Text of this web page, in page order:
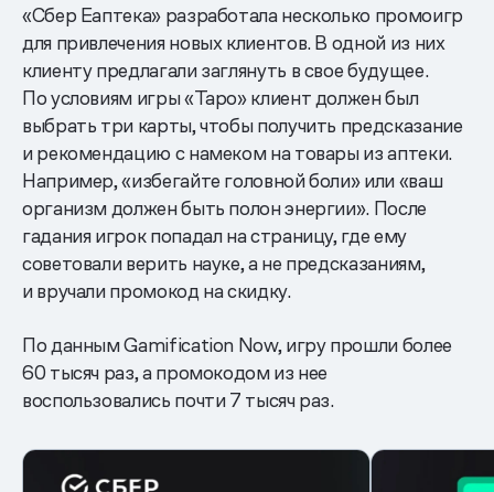
«Сбер Еаптека» разработала несколько промоигр
для привлечения новых клиентов. В одной из них
клиенту предлагали заглянуть в свое будущее.
По условиям игры «Таро» клиент должен был
выбрать три карты, чтобы получить предсказание
и рекомендацию с намеком на товары из аптеки.
Например, «избегайте головной боли» или «ваш
организм должен быть полон энергии». ‍После
гадания игрок попадал на страницу, где ему
советовали верить науке, а не предсказаниям,
и вручали промокод на скидку. ‍
По данным Gamification Now, игру прошли более
60 тысяч раз, а промокодом из нее
воспользовались почти 7 тысяч раз.